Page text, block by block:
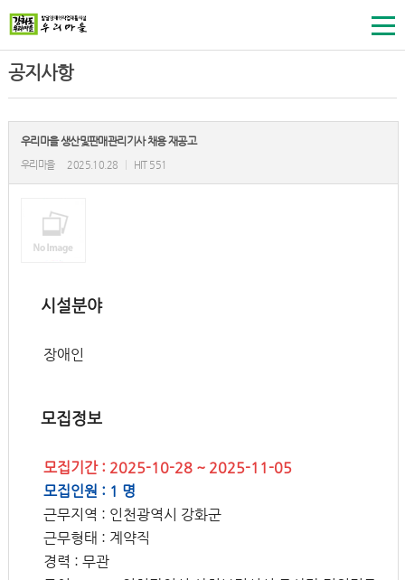
공지사항
우리마을 생산및판매관리기사 채용 재공고
우리마을 2025.10.28 HIT 551
시설분야
장애인
모집정보
모집기간 : 2025-10-28 ~ 2025-11-05
모집인원 : 1 명
근무지역 : 인천광역시 강화군
근무형태 : 계약직
경력 : 무관